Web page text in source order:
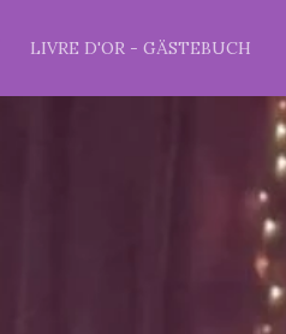
LIVRE D'OR - GÄSTEBUCH